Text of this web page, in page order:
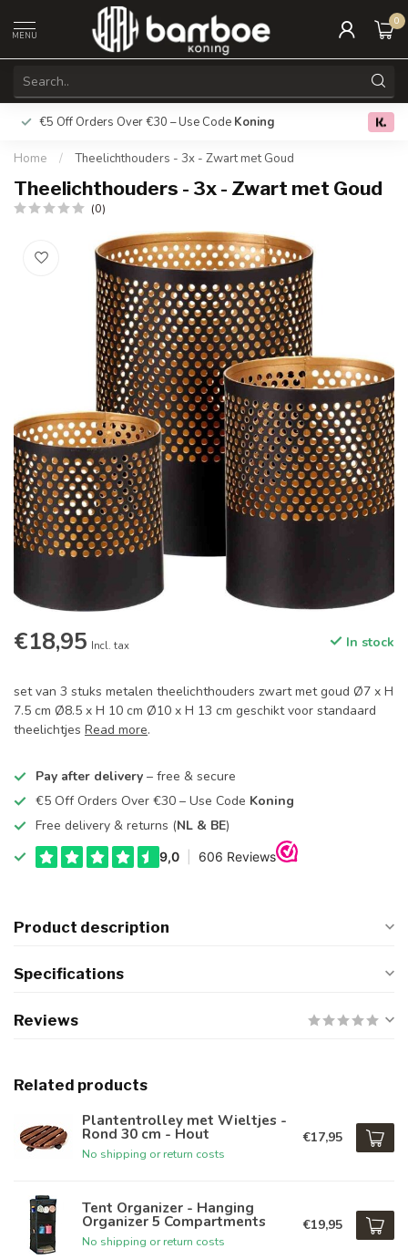
MENU
0
€5 Off Orders Over €30 – Use Code Koning Free
Home / Theelichthouders - 3x - Zwart met Goud
Theelichthouders - 3x - Zwart met Goud
(0)
€18,95 Incl. tax In stock
set van 3 stuks metalen theelichthouders zwart met goud Ø7 x H
7.5 cm Ø8.5 x H 10 cm Ø10 x H 13 cm geschikt voor standaard
theelichtjes Read more.
Pay after delivery – free & secure
€5 Off Orders Over €30 – Use Code Koning
Free delivery & returns (NL & BE)
Product description
Specifications
Reviews
Related products
Plantentrolley met Wieltjes -
Rond 30 cm - Hout
No shipping or return costs
€17,95
Tent Organizer - Hanging
Organizer 5 Compartments
No shipping or return costs
€19,95